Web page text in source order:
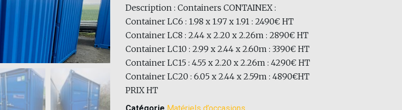
Description : Containers CONTAINEX :
Container LC6 : 1.98 x 1.97 x 1.91 : 2490€ HT
Container LC8 : 2.44 x 2.20 x 2.26m : 2890€ HT
Container LC10 : 2.99 x 2.44 x 2.60m : 3390€ HT
Container LC15 : 4.55 x 2.20 x 2.26m : 4290€ HT
Container LC20 : 6.05 x 2.44 x 2.59m : 4890€HT
PRIX HT